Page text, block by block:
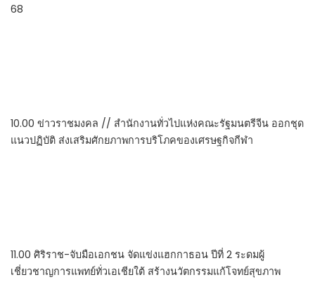
68
10.00 ข่าวราชมงคล // สำนักงานทั่วไปแห่งคณะรัฐมนตรีจีน ออกชุด
แนวปฏิบัติ ส่งเสริมศักยภาพการบริโภคของเศรษฐกิจกีฬา
11.00 ศิริราช-จับมือเอกชน จัดแข่งแฮกกาธอน ปีที่ 2 ระดมผู้
เชี่ยวชาญการแพทย์ทั่วเอเชียใต้ สร้างนวัตกรรมแก้โจทย์สุขภาพ